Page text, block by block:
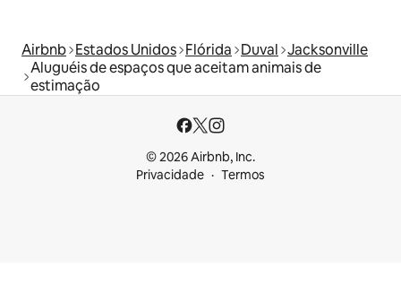
Airbnb Estados Unidos Flórida Duval Jacksonville
Aluguéis de espaços que aceitam animais de
estimação
© 2026 Airbnb, Inc.
Privacidade
Termos